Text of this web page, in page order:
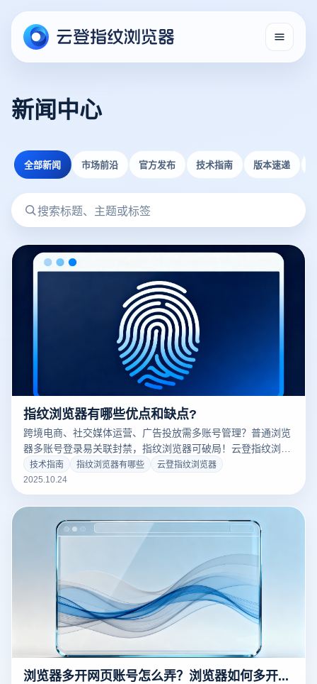
新闻中心
全部新闻 市场前沿 官方发布 技术指南 版本速递
指纹浏览器有哪些优点和缺点?
跨境电商、社交媒体运营、广告投放需多账号管理？普通浏览
器多账号登录易关联封禁，指纹浏览器可破局！云登指纹浏览
器贴合需求，下文解析指纹浏览器优缺点，助力账号安全运
营。
技术指南 指纹浏览器有哪些
云登指纹浏览器
2025.10.24
浏览器多开网页账号怎么弄？浏览器如何多开分身？